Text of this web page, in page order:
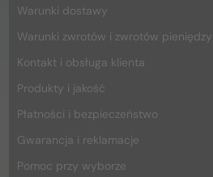
Warunki dostawy
Warunki zwrotów i zwrotów pieniędzy
Kontakt i obsługa klienta
Produkty i jakość
Płatności i bezpieczeństwo
Gwarancja i reklamacje
Pomoc przy wyborze